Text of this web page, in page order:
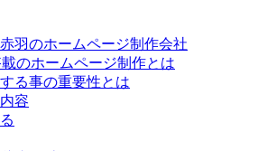
羽のホームページ制作会社
のホームページ制作とは
る事の重要性とは
容